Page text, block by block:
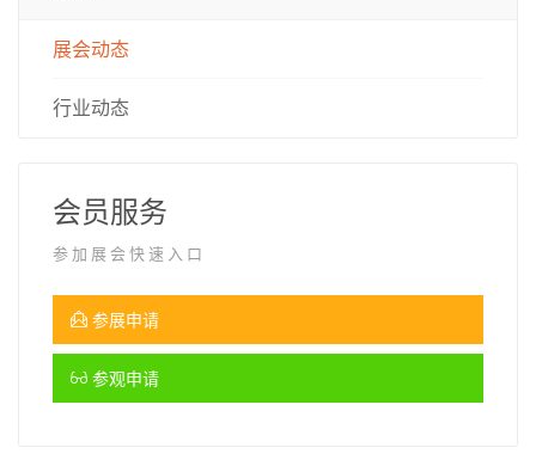
展会动态
行业动态
会员服务
参加展会快速入口
参展申请
参观申请